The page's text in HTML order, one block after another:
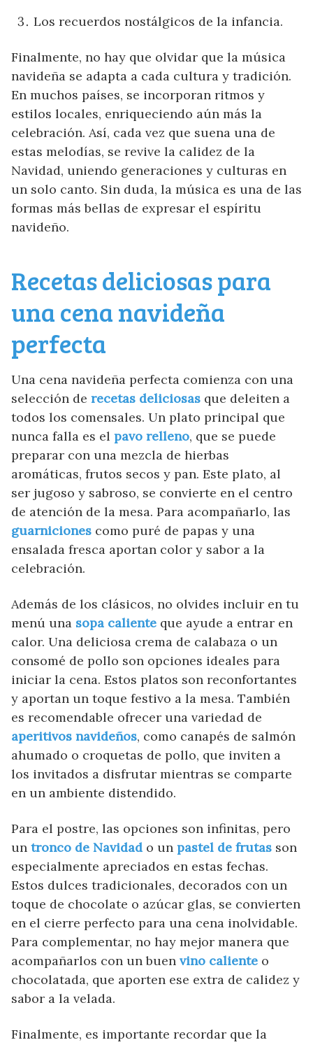
Los recuerdos nostálgicos de la infancia.
Finalmente, no hay que olvidar que la música
navideña se adapta a cada cultura y tradición.
En muchos países, se incorporan ritmos y
estilos locales, enriqueciendo aún más la
celebración. Así, cada vez que suena una de
estas melodías, se revive la calidez de la
Navidad, uniendo generaciones y culturas en
un solo canto. Sin duda, la música es una de las
formas más bellas de expresar el espíritu
navideño.
Recetas deliciosas para
una cena navideña
perfecta
Una cena navideña perfecta comienza con una
selección de recetas deliciosas que deleiten a
todos los comensales. Un plato principal que
nunca falla es el pavo relleno, que se puede
preparar con una mezcla de hierbas
aromáticas, frutos secos y pan. Este plato, al
ser jugoso y sabroso, se convierte en el centro
de atención de la mesa. Para acompañarlo, las
guarniciones como puré de papas y una
ensalada fresca aportan color y sabor a la
celebración.
Además de los clásicos, no olvides incluir en tu
menú una sopa caliente que ayude a entrar en
calor. Una deliciosa crema de calabaza o un
consomé de pollo son opciones ideales para
iniciar la cena. Estos platos son reconfortantes
y aportan un toque festivo a la mesa. También
es recomendable ofrecer una variedad de
aperitivos navideños, como canapés de salmón
ahumado o croquetas de pollo, que inviten a
los invitados a disfrutar mientras se comparte
en un ambiente distendido.
Para el postre, las opciones son infinitas, pero
un tronco de Navidad o un pastel de frutas son
especialmente apreciados en estas fechas.
Estos dulces tradicionales, decorados con un
toque de chocolate o azúcar glas, se convierten
en el cierre perfecto para una cena inolvidable.
Para complementar, no hay mejor manera que
acompañarlos con un buen vino caliente o
chocolatada, que aporten ese extra de calidez y
sabor a la velada.
Finalmente, es importante recordar que la